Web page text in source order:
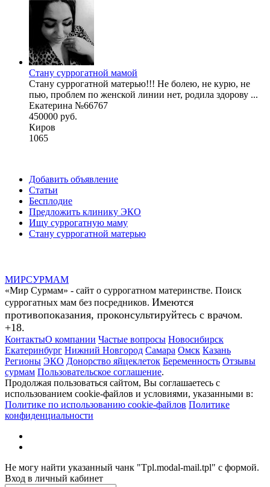
Стану суррогатной мамой
Стану суррогатной матерью!!! Не болею, не курю, не
пью, проблем по женской линии нет, родила здорову ...
Екатерина №66767
450000 руб.
Киров
1065
Добавить объявление
Статьи
Бесплодие
Предложить клинику ЭКО
Ищу суррогатную маму
Стану суррогатной матерью
МИРСУРМАМ
«Мир Сурмам» - сайт о суррогатном материнстве. Поиск
суррогатных мам без посредников. Имеются
противопоказания, проконсультируйтесь с врачом.
+18.
КонтактыО компании Частые вопросы Новосибирск
Екатеринбург Нижний Новгород Самара Омск Казань
Регионы ЭКО Донорство яйцеклеток Беременность Отзывы
сурмам Пользовательское соглашение.
Продолжая пользоваться сайтом, Вы соглашаетесь с
использованием cookie-файлов и условиями, указанными в:
Политике по использованию cookie-файлов Политике
конфиденциальности
Не могу найти указанный чанк "Tpl.modal-mail.tpl" с формой.
Вход в личный кабинет